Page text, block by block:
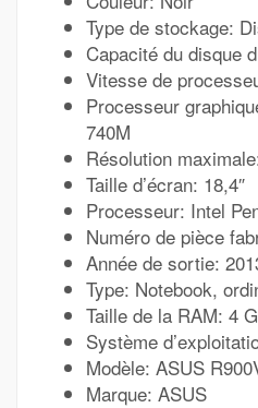
Type de stockage:
Capacité du disque
Vitesse de
Processeur
740M
Résolution
Taille d’écran: 18,4″
Processeur: Intel
Numéro de pièce
Année de sortie:
Type: Notebook,
Taille de la RAM: 4
Système
Modèle: ASUS
Marque: ASUS